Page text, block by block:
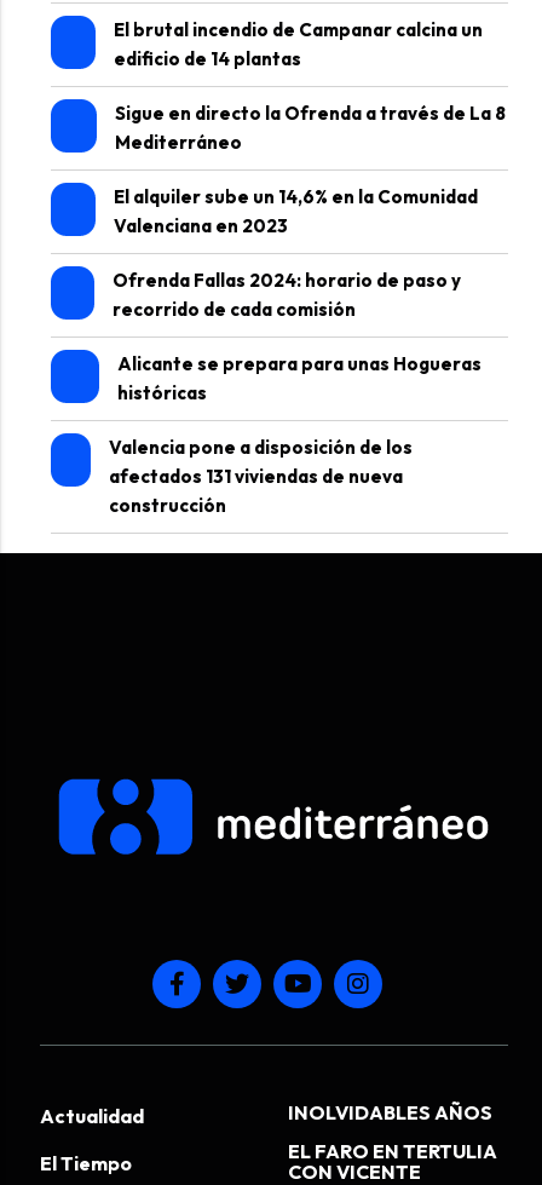
El brutal incendio de Campanar calcina un
edificio de 14 plantas
Sigue en directo la Ofrenda a través de La 8
Mediterráneo
El alquiler sube un 14,6% en la Comunidad
Valenciana en 2023
Ofrenda Fallas 2024: horario de paso y
recorrido de cada comisión
Alicante se prepara para unas Hogueras
históricas
Valencia pone a disposición de los
afectados 131 viviendas de nueva
construcción
Actualidad
El Tiempo
INOLVIDABLES AÑOS
EL FARO EN TERTULIA
CON VICENTE